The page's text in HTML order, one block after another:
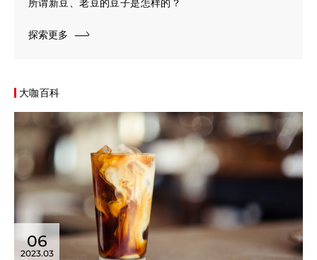
探索更多
大咖百科
06
2023.03